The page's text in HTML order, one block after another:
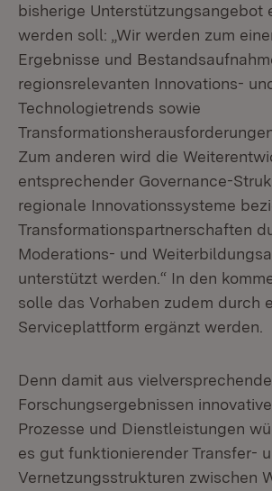
bisherige Unterstützungsangebot
werden soll: „Wir werden zum
Ergebnisse und
regionsrelevanten Innovations-
Technologietrends sowie
Zum anderen wird die
entsprechender Governance-
regionale Innovationssysteme
Transformationspartnerschaften
Moderations- und
unterstützt werden.“ In den
solle das Vorhaben zudem durch
Serviceplattform ergänzt werden.
Denn damit aus
Forschungsergebnissen
Prozesse und Dienstleistungen
es gut funktionierender Transfer-
Vernetzungsstrukturen zwischen